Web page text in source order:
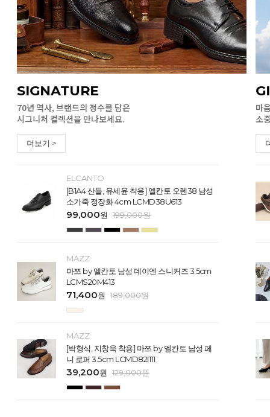
SIGNATURE
70년 역사, 브랜드의 정수를 담은
시그니처 컬렉션을 만나보세요.
더보기 >
ELCANTO
[B1A4 산들, 유세윤 착용] 엘칸토 오렌38 남성
소가죽 정장화 4cm LCMD38U613
99,000원 199,000원
MAZZ
마쯔 by 엘칸토 남성 데이엔 스니커즈 3.5cm
LCMS20M413
71,400원 189,000원
MAZZ
[박형식, 지창욱 착용] 마쯔 by 엘칸토 남성 페
니 로퍼 3.5cm LCMD82I111
39,200원 129,000원
마
소